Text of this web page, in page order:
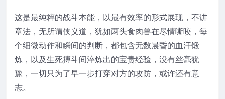
这是最纯粹的战斗本能，以最有效率的形式展现，不讲
章法，无所谓侠义道，犹如两头食肉兽在尽情嘶咬，每
个细微动作和瞬间的判断，都包含无数晨昏的血汗锻
炼，以及生死搏斗间淬炼出的宝贵经验，没有丝毫犹
豫，一切只为了早一步打穿对方的攻防，或许还有意
志。